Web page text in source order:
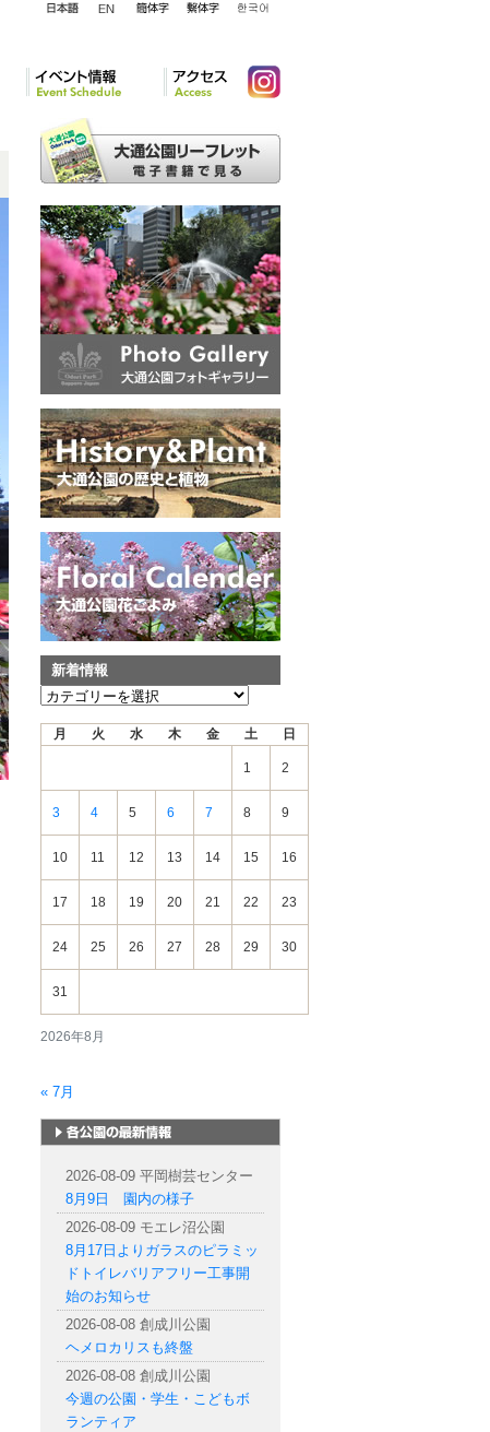
ス
新着情報
新
2026年8月
月 火 水 木 金 土 日
1 2
3 4 5 6 7 8 9
10 11 12 13 14 15 16
17 18 19 20 21 22 23
24 25 26 27 28 29 30
31
« 7月
2026-08-09 平岡樹芸センター
8月9日 園内の様子
2026-08-09 モエレ沼公園
8月17日よりガラスのピラミッ
ドトイレバリアフリー工事開
始のお知らせ
2026-08-08 創成川公園
ヘメロカリスも終盤
2026-08-08 創成川公園
今週の公園・学生・こどもボ
ランティア